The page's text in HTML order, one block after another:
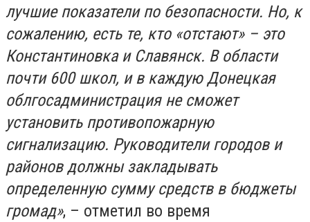
лучшие показатели по безопасности. Но, к
сожалению, есть те, кто «отстают» – это
Константиновка и Славянск. В области
почти 600 школ, и в каждую Донецкая
облгосадминистрация не сможет
установить противопожарную
сигнализацию. Руководители городов и
районов должны закладывать
определенную сумму средств в бюджеты
громад», – отметил во время